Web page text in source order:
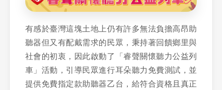
有感於臺灣這塊土地上仍有許多無法負擔高昂助
聽器但又有配戴需求的民眾，秉持著回饋鄉里與
社會的初衷，因此啟動了「睿聲關懷聽力公益列
車」活動，引導民眾進行耳朵聽力免費測試，並
提供免費指定款助聽器乙台，給符合資格且真正